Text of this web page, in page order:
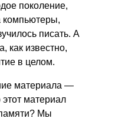
поколение,
писать. А
как известно,
в целом.
материала —
этот материал
Мы